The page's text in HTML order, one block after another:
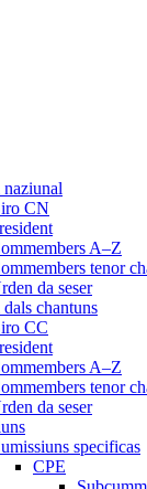
naziunal
CN
A–Z
tenor
da seser
dals chantuns
CC
A–Z
tenor
da seser
specificas
CPE